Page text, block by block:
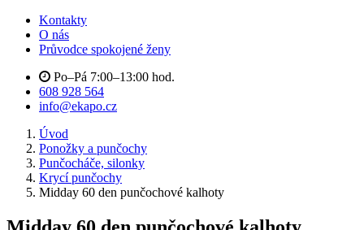
Kontakty
O nás
Průvodce spokojené ženy
Po–Pá 7:00–13:00 hod.
608 928 564
info@ekapo.cz
Úvod
Ponožky a punčochy
Punčocháče, silonky
Krycí punčochy
Midday 60 den punčochové kalhoty